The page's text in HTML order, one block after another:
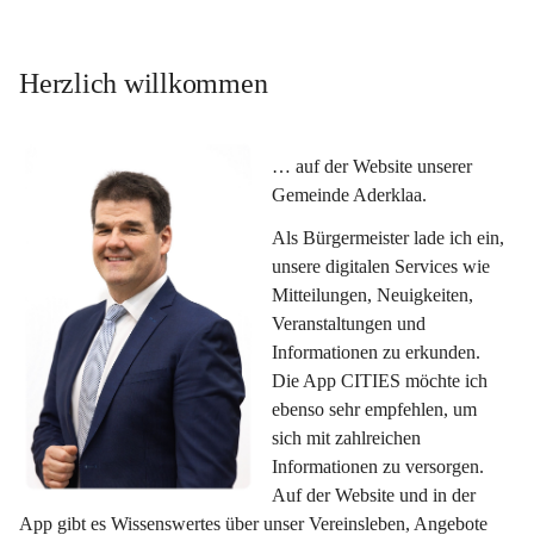
Herzlich willkommen
… auf der Website unserer
Gemeinde Aderklaa.
Als Bürgermeister lade ich ein,
unsere digitalen Services wie
Mitteilungen, Neuigkeiten,
Veranstaltungen und
Informationen zu erkunden.
Die App CITIES möchte ich
ebenso sehr empfehlen, um
sich mit zahlreichen
Informationen zu versorgen.
Auf der Website und in der
App gibt es Wissenswertes über unser Vereinsleben, Angebote